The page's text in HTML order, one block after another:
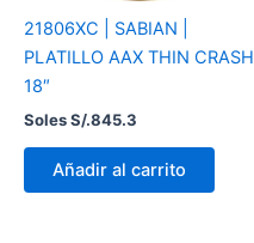
21806XC | SABIAN |
PLATILLO AAX THIN CRASH
18″
Soles S/.845.3
Añadir al carrito